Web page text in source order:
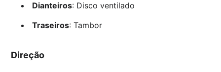
Dianteiros: Disco ventilado
Traseiros: Tambor
Direção